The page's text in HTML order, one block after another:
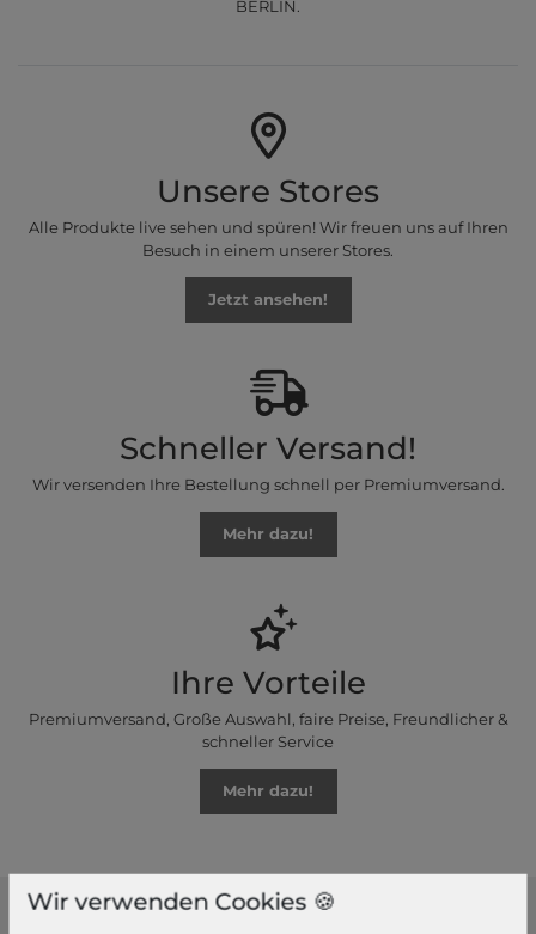
BERLIN.
Unsere Stores
Alle Produkte live sehen und spüren! Wir freuen uns auf Ihren
Besuch in einem unserer Stores.
Jetzt ansehen!
Schneller Versand!
Wir versenden Ihre Bestellung schnell per Premiumversand.
Mehr dazu!
Ihre Vorteile
Premiumversand, Große Auswahl, faire Preise, Freundlicher &
schneller Service
Mehr dazu!
Wir verwenden Cookies 🍪